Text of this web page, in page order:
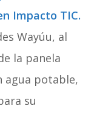
Impacto TIC.
Wayúu, al
la panela
agua potable,
su